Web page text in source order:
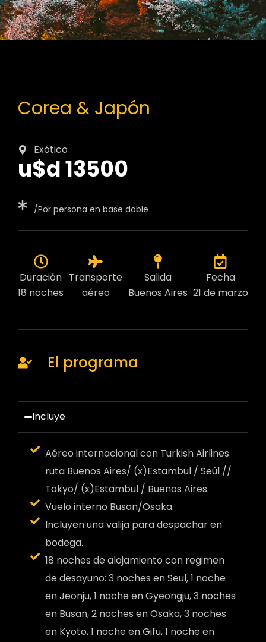
Corea & Japón
Exótico
u$d 13500
/Por persona en base doble
Duración
18 noches
Transporte
aéreo
Salida
Buenos Aires
Fecha
21 de marzo
El programa
Incluye
Aéreo internacional con Turkish Airlines
ruta Buenos Aires/ (x)Estambul / Seúl //
Tokyo/ (x)Estambul / Buenos Aires.
Vuelo interno Busan/Osaka.
Incluyen una valija para despachar en
bodega.
18 noches de alojamiento con regimen
de desayuno: 3 noches en Seul, 1 noche
en Jeonju, 1 noche en Gyeongju, 3 noches
en Busan, 2 noches en Osaka, 3 noches
en Kyoto, 1 noche en Gifu, 1 noche en